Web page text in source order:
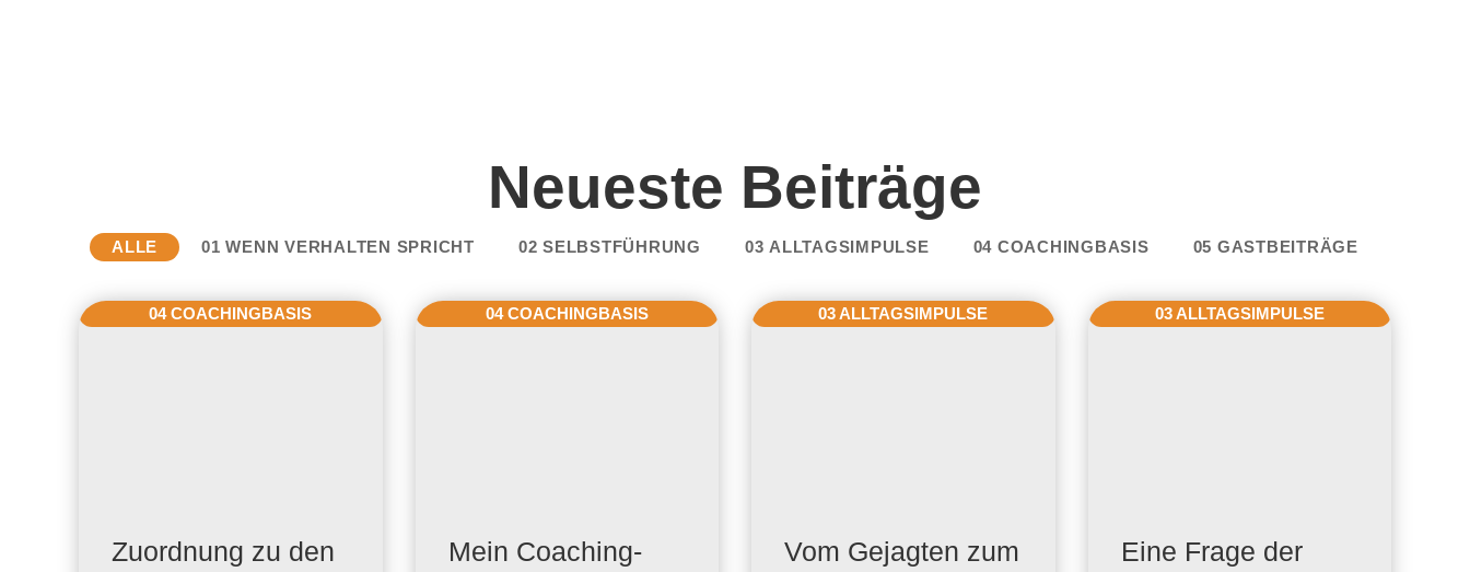
Neueste Beiträge
01 WENN VERHALTEN SPRICHT 02 SELBSTFÜHRUNG 03 ALLTAGSIMPULSE 04 COACHINGBASIS 05 GASTBEITRÄGE
ALLE
04 COACHINGBASIS
Zuordnung zu den
04 COACHINGBASIS
Mein Coaching-
03 ALLTAGSIMPULSE
Vom Gejagten zum
03 ALLTAGSIMPULSE
Eine Frage der